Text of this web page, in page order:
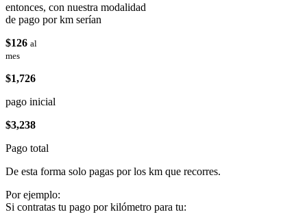
entonces, con nuestra modalidad
de pago por km serían
$126 al
mes
$1,726
pago inicial
$3,238
Pago total
De esta forma solo pagas por los km que recorres.
Por ejemplo:
Si contratas tu pago por kilómetro para tu: